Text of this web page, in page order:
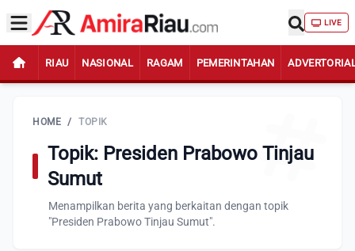
LIVE
RIAU NASIONAL RAGAM PEMERINTAHAN
HOME / TOPIK
Topik: Presiden Prabowo Tinjau
Sumut
Menampilkan berita yang berkaitan dengan topik
"Presiden Prabowo Tinjau Sumut".